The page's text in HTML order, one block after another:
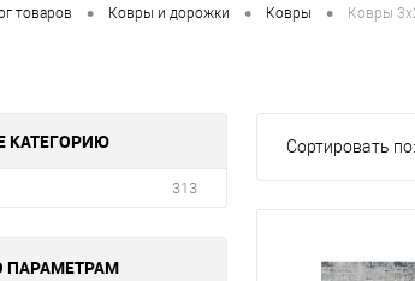
товаров • Ковры и дорожки • Ковры • Ковры
КАТЕГОРИЮ
313
ПАРАМЕТРАМ
Сортировать по: